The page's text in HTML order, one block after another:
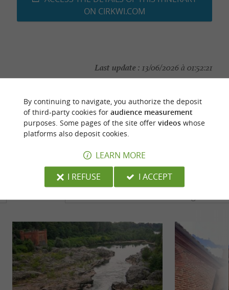
ON CIRKWI.COM
Last update : 13/06/2026 à 01:52:21
Photo credit :C2A
YOU WILL LIKEALSO
By continuing to navigate, you authorize the deposit
of third-party cookies for audience measurement
purposes. Some pages of the site offer videoswhose
platforms also deposit cookies.
LEARN MORE
I REFUSE
I ACCEPT